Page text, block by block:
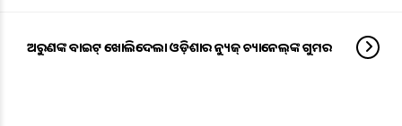
ଅରୁଣଙ୍କ ବାଇଟ୍‌ ଖୋଲିଦେଲା ଓଡ଼ିଶାର ନ୍ୟୁଜ୍‌ ଚ୍ୟାନେଲ୍‌ଙ୍କ ଗୁମର